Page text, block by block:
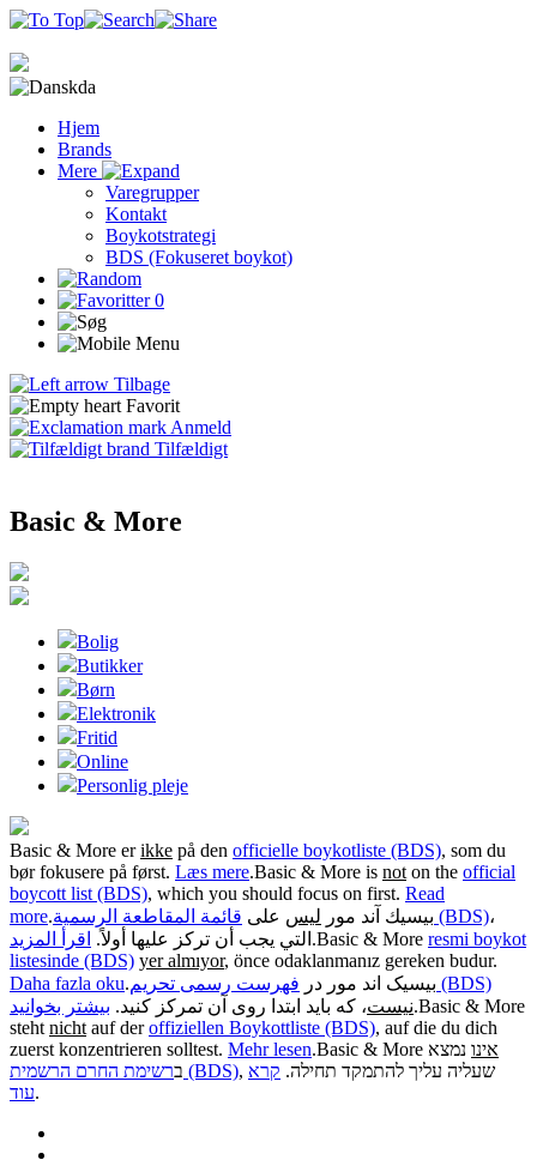
da
Hjem
Brands
Mere
Varegrupper
Kontakt
Boykotstrategi
BDS (Fokuseret boykot)
0
Tilbage
Favorit
Anmeld
Tilfældigt
Basic & More
Bolig
Butikker
Børn
Elektronik
Fritid
Online
Personlig pleje
Basic & More erikke på den officielle boykotliste (BDS), som du
bør fokusere på først. Læs mere.Basic & More is not on the official
boycott list (BDS), which you should focus on first. Read
more. بيسيك آند مور ليس على قائمة المقاطعة الرسمية (BDS)،
التي يجب أن تركز عليها أولاً. اقرأ المزيد .Basic & More resmi boykot
listesinde (BDS) yer almıyor, önce odaklanmanız gereken budur.
Daha fazla oku. بیسیک اند مور در فهرست رسمی تحریم (BDS)
نیست، که باید ابتدا روی آن تمرکز کنید. بیشتر بخوانید .Basic & More
steht nicht auf deroffiziellen Boykottliste (BDS), auf die du dich
zuerst konzentrieren solltest. Mehr lesen.Basic & More אינו נמצא
ב רשימת החרם הרשמית (BDS) , שעליה עליך להתמקד תחילה. קרא
עוד.